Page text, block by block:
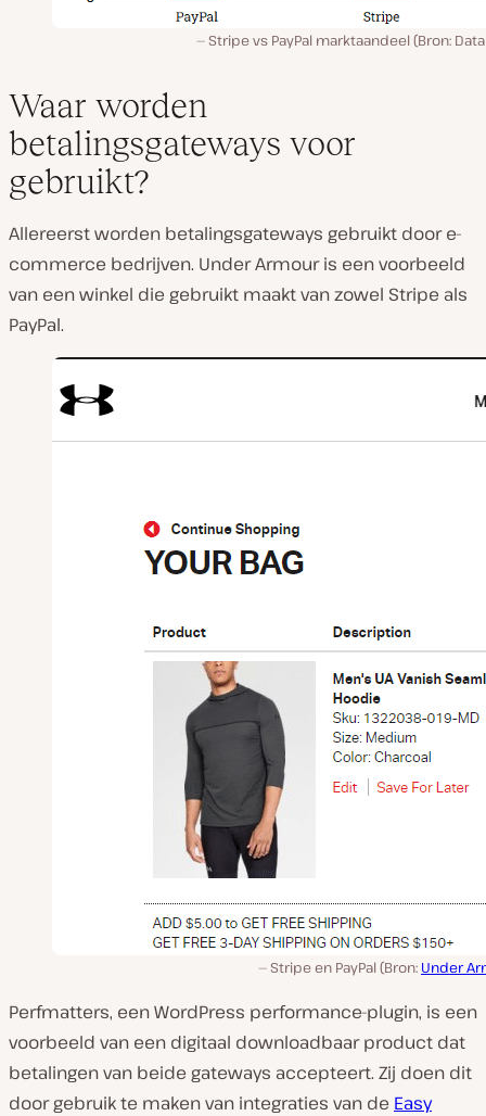
Stripe vs PayPal marktaandeel (Bron:
Waar worden
betalingsgateways voor
gebruikt?
Allereerst worden betalingsgateways gebruikt door e-
commerce bedrijven. Under Armour is een voorbeeld
van een winkel die gebruikt maakt van zowel Stripe als
PayPal.
Stripe en PayPal (Bron: Under
Perfmatters, een WordPress performance-plugin, is een
voorbeeld van een digitaal downloadbaar product dat
betalingen van beide gateways accepteert. Zij doen dit
door gebruik te maken van integraties van de Easy